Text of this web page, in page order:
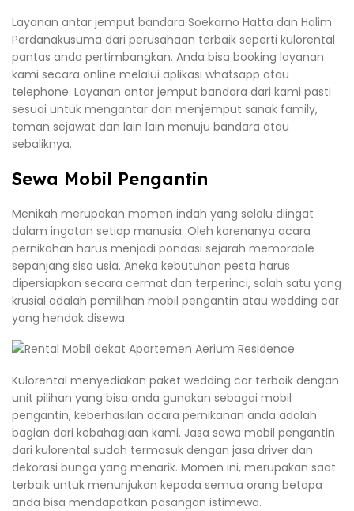
Layanan antar jemput bandara Soekarno Hatta dan Halim
Perdanakusuma dari perusahaan terbaik seperti kulorental
pantas anda pertimbangkan. Anda bisa booking layanan
kami secara online melalui aplikasi whatsapp atau
telephone. Layanan antar jemput bandara dari kami pasti
sesuai untuk mengantar dan menjemput sanak family,
teman sejawat dan lain lain menuju bandara atau
sebaliknya.
Sewa Mobil Pengantin
Menikah merupakan momen indah yang selalu diingat
dalam ingatan setiap manusia. Oleh karenanya acara
pernikahan harus menjadi pondasi sejarah memorable
sepanjang sisa usia. Aneka kebutuhan pesta harus
dipersiapkan secara cermat dan terperinci, salah satu yang
krusial adalah pemilihan mobil pengantin atau wedding car
yang hendak disewa.
Kulorental menyediakan paket wedding car terbaik dengan
unit pilihan yang bisa anda gunakan sebagai mobil
pengantin, keberhasilan acara pernikanan anda adalah
bagian dari kebahagiaan kami. Jasa sewa mobil pengantin
dari kulorental sudah termasuk dengan jasa driver dan
dekorasi bunga yang menarik. Momen ini, merupakan saat
terbaik untuk menunjukan kepada semua orang betapa
anda bisa mendapatkan pasangan istimewa.